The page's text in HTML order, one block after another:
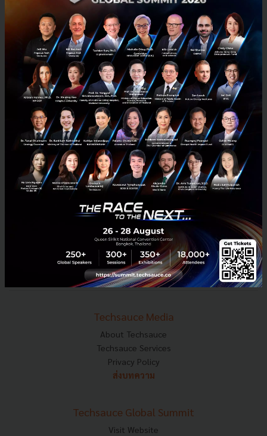
The global energy landscape is undergoing a significant
transformation, with an increasing focus on sustainability and a
drive to transition away from fossil fuels. As we stand at ...
May 7, 2023 | ByNavitraa Swaminathan
Saucy Thoughts energy startup sustainability
E-mail :contact@techsauce.co
Tel : 02-001-5375
Mobile : 06-4658-9500
Techsauce Media
About Techsauce
Techsauce Services
Privacy Policy
ส่งบทความ
Techsauce Global Summit
Visit Website